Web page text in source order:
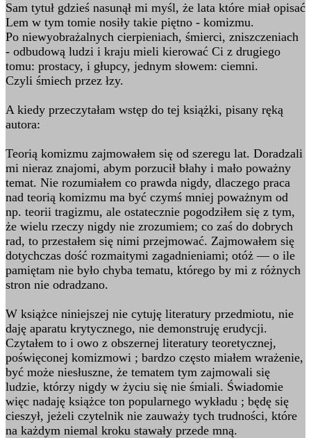
Sam tytuł gdzieś nasunął mi myśl, że lata które miał opisać
Lem w tym tomie nosiły takie piętno - komizmu.
Po niewyobrażalnych cierpieniach, śmierci, zniszczeniach
- odbudową ludzi i kraju mieli kierować Ci z drugiego
tomu: prostacy, i głupcy, jednym słowem: ciemni.
Czyli śmiech przez łzy.
A kiedy przeczytałam wstęp do tej książki, pisany ręką
autora:
Teorią komizmu zajmowałem się od szeregu lat. Doradzali
mi nieraz znajomi, abym porzucił błahy i mało poważny
temat. Nie rozumiałem co prawda nigdy, dlaczego praca
nad teorią komizmu ma być czymś mniej poważnym od
np. teorii tragizmu, ale ostatecznie pogodziłem się z tym,
że wielu rzeczy nigdy nie zrozumiem; co zaś do dobrych
rad, to przestałem się nimi przejmować. Zajmowałem się
dotychczas dość rozmaitymi zagadnieniami; otóż — o ile
pamiętam nie było chyba tematu, którego by mi z różnych
stron nie odradzano.
W książce niniejszej nie cytuję literatury przedmiotu, nie
daję aparatu krytycznego, nie demonstruję erudycji.
Czytałem to i owo z obszernej literatury teoretycznej,
poświęconej komizmowi ; bardzo często miałem wrażenie,
być może niesłuszne, że tematem tym zajmowali się
ludzie, którzy nigdy w życiu się nie śmiali. Świadomie
więc nadaję książce ton popularnego wykładu ; będę się
cieszył, jeżeli czytelnik nie zauważy tych trudności, które
na każdym niemal kroku stawały przede mną.